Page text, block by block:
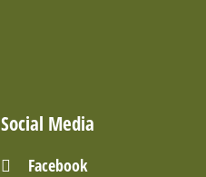
Social Media
Facebook